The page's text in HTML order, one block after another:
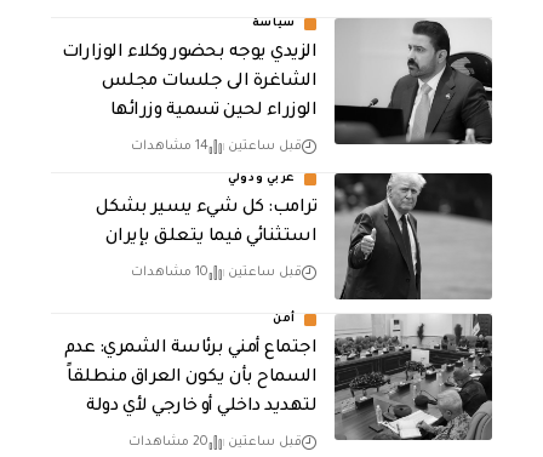
سياسة
الزيدي يوجه بحضور وكلاء الوزارات
الشاغرة الى جلسات مجلس
الوزراء لحين تسمية وزرائها
قبل ساعتين 14 مشاهدات
عربي ودولي
ترامب: كل شيء يسير بشكل
استثنائي فيما يتعلق بإيران
قبل ساعتين 10 مشاهدات
أمن
اجتماع أمني برئاسة الشمري: عدم
السماح بأن يكون العراق منطلقاً
لتهديد داخلي أو خارجي لأي دولة
قبل ساعتين 20 مشاهدات